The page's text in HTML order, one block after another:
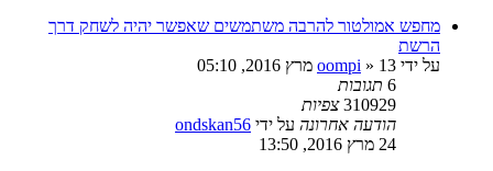
מחפש אמולטור להרבה משתמשים שאפשר יהיה לשחק דרך
הרשת
על ידי
oompi » 13 מרץ 2016, 05:10
6 תגובות
310929 צפיות
הודעה אחרונה על ידי ondskan56
24 מרץ 2016, 13:50